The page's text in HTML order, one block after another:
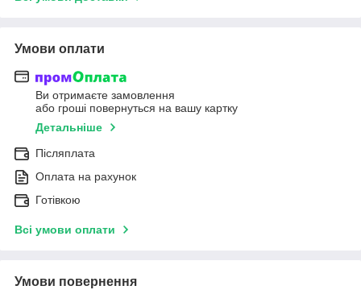
Умови оплати
Ви отримаєте замовлення
або гроші повернуться на вашу картку
Детальніше
Післяплата
Оплата на рахунок
Готівкою
Всі умови оплати
Умови повернення